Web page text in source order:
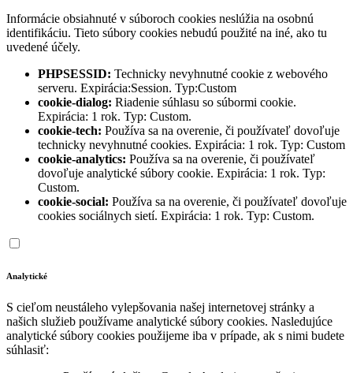
Informácie obsiahnuté v súboroch cookies neslúžia na osobnú
identifikáciu. Tieto súbory cookies nebudú použité na iné, ako tu
uvedené účely.
PHPSESSID: Technicky nevyhnutné cookie z webového
serveru. Expirácia:Session. Typ:Custom
cookie-dialog: Riadenie súhlasu so súbormi cookie.
Expirácia: 1 rok. Typ: Custom.
cookie-tech: Používa sa na overenie, či používateľ dovoľuje
technicky nevyhnutné cookies. Expirácia: 1 rok. Typ: Custom
cookie-analytics: Používa sa na overenie, či používateľ
dovoľuje analytické súbory cookie. Expirácia: 1 rok. Typ:
Custom.
cookie-social: Používa sa na overenie, či používateľ dovoľuje
cookies sociálnych sietí. Expirácia: 1 rok. Typ: Custom.
Analytické
S cieľom neustáleho vylepšovania našej internetovej stránky a
našich služieb používame analytické súbory cookies. Nasledujúce
analytické súbory cookies použijeme iba v prípade, ak s nimi budete
súhlasiť: